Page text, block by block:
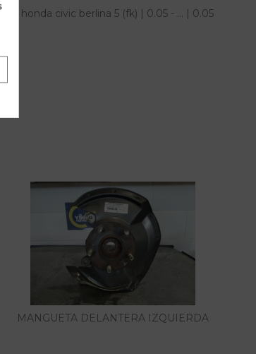
honda civic berlina 5 (fk) | 0.05 - ... | 0.05
MANGUETA DELANTERA IZQUIERDA